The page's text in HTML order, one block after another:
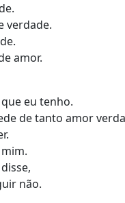
verdade.
amor.
eu tenho.
de tanto amor
não.